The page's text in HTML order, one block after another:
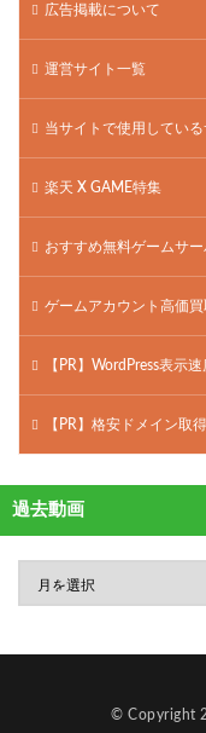
広告掲載について
運営サイト一覧
当サイトで使用してい
楽天 X GAME特集
おすすめ無料ゲームサー
ゲームアカウント高価買
【PR】WordPress表示
【PR】格安ドメイン取
過去動画
© Copyright